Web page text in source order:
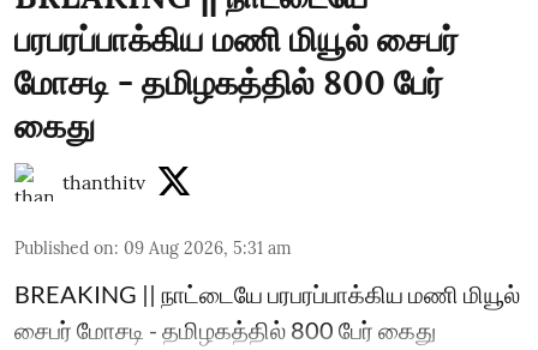
பரபரப்பாக்கிய மணி மியூல் சைபர்
மோசடி - தமிழகத்தில் 800 பேர்
கைது
thanthitv
Published on: 09 Aug 2026, 5:31 am
BREAKING || நாட்டையே பரபரப்பாக்கிய மணி மியூல்
சைபர் மோசடி - தமிழகத்தில் 800 பேர் கைது